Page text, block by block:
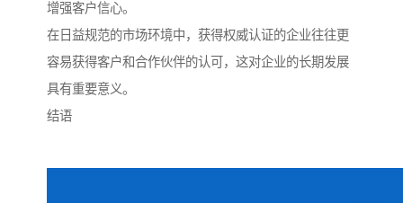
增强客户信心。
在日益规范的市场环境中，获得权威认证的企业往往更
容易获得客户和合作伙伴的认可，这对企业的长期发展
具有重要意义。
结语